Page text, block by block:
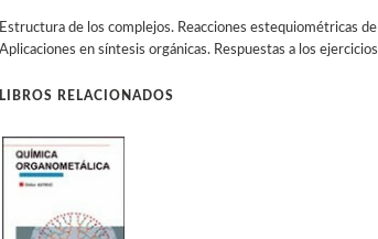
Estructura de los complejos. Reacciones estequiométricas
Aplicaciones en síntesis orgánicas. Respuestas a los
LIBROS RELACIONADOS